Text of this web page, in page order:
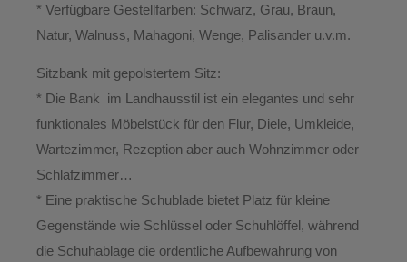
* Verfügbare Gestellfarben: Schwarz, Grau, Braun,
Natur, Walnuss, Mahagoni, Wenge, Palisander u.v.m.
Sitzbank mit gepolstertem Sitz:
* Die Bank im Landhausstil ist ein elegantes und sehr
funktionales Möbelstück für den Flur, Diele, Umkleide,
Wartezimmer, Rezeption aber auch Wohnzimmer oder
Schlafzimmer…
* Eine praktische Schublade bietet Platz für kleine
Gegenstände wie Schlüssel oder Schuhlöffel, während
die Schuhablage die ordentliche Aufbewahrung von